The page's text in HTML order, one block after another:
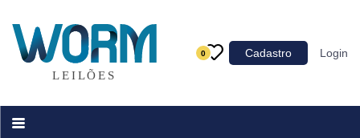
0 Cadastro Login
Categoria